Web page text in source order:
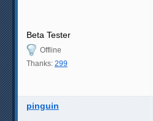
Beta Tester
Offline
Thanks: 299
pinguin